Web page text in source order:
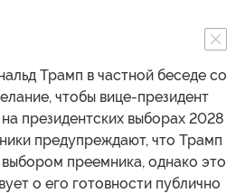
Трамп в частной беседе со
чтобы вице-президент
президентских выборах 2028
предупреждают, что Трамп
преемника, однако это
о его готовности публично